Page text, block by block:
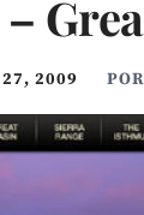
27, 2009